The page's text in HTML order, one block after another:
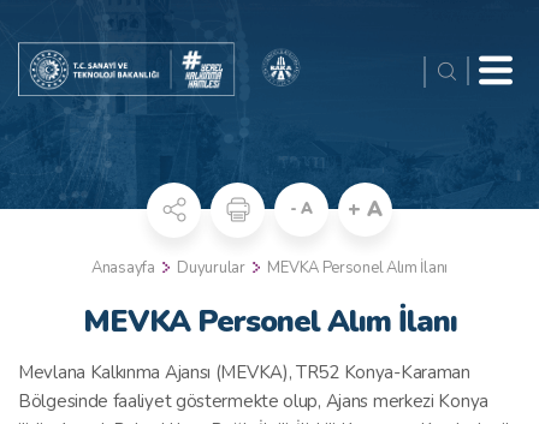
- A + A
Anasayfa Duyurular MEVKA Personel Alım İlanı
MEVKA Personel Alım İlanı
Mevlana Kalkınma Ajansı (MEVKA), TR52 Konya-Karaman
Bölgesinde faaliyet göstermekte olup, Ajans merkezi Konya